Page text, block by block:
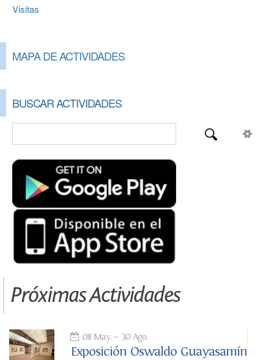
Visitas
MAPA DE ACTIVIDADES
BUSCAR ACTIVIDADES
Próximas Actividades
08 May. 30 Ago.
Exposición Oswaldo Guayasamín